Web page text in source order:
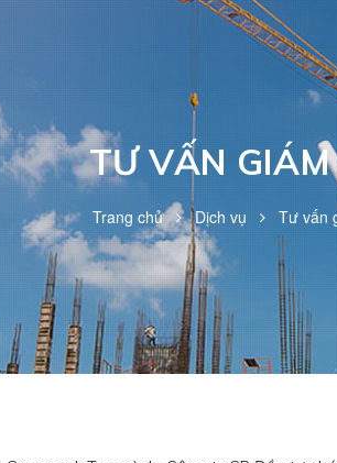
TƯ VẤN GIÁM
Trang chủ Dịch vụ Tư vấn